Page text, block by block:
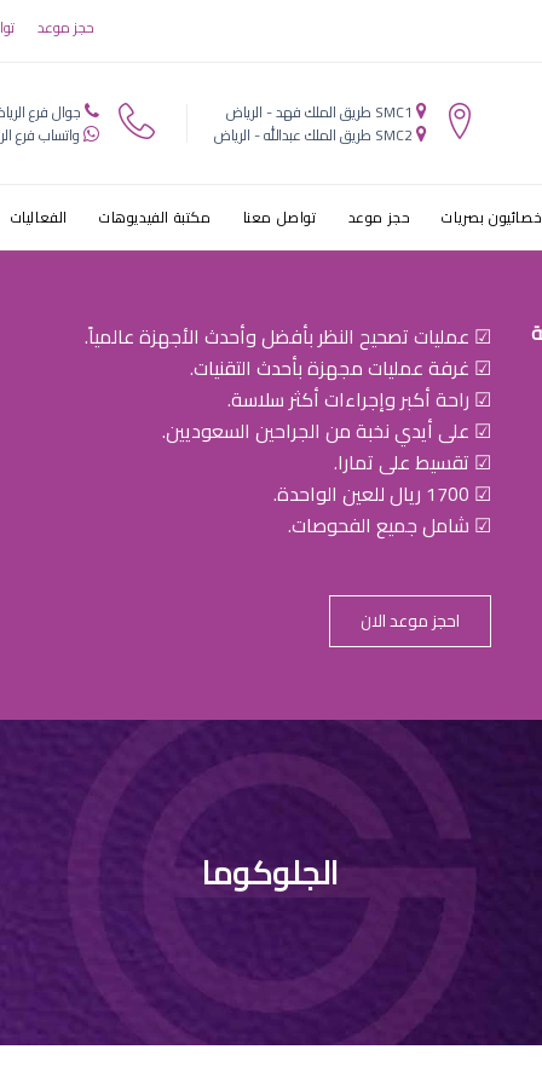
الزرقاء في حجز موعد
SMC1 طريق الملك فهد - الرياض
SMC2 طريق الملك عبدالله - الرياض
جوال فرع
واتساب فرع
بصريات حجز موعد تواصل معنا مكتبة الفيديوهات الفعاليات
☑ عمليات تصحيح النظر بأفضل وأحدث الأجهزة عالمياً.
☑ غرفة عمليات مجهزة بأحدث التقنيات.
☑ راحة أكبر وإجراءات أكثر سلاسة.
☑ على أيدي نخبة من الجراحين السعوديين.
☑ تقسيط على تمارا.
☑ 1700 ريال للعين الواحدة.
☑ شامل جميع الفحوصات.
احجز موعد الان
المياهوعلاجها
الجلوكوما